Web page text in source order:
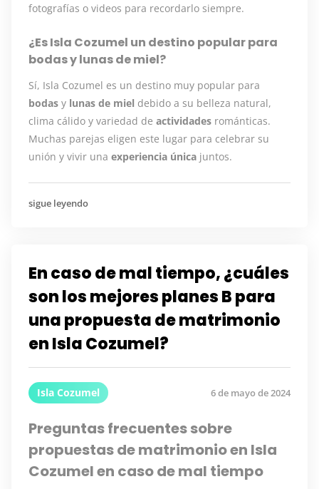
fotografías o videos para recordarlo siempre.
¿Es Isla Cozumel un destino popular para
bodas y lunas de miel?
Sí, Isla Cozumel es un destino muy popular para
bodas y lunas de miel debido a su belleza natural,
clima cálido y variedad de actividades románticas.
Muchas parejas eligen este lugar para celebrar su
unión y vivir una experiencia única juntos.
sigue leyendo
En caso de mal tiempo, ¿cuáles
son los mejores planes B para
una propuesta de matrimonio
en Isla Cozumel?
Isla Cozumel 6 de mayo de 2024
Preguntas frecuentes sobre
propuestas de matrimonio en Isla
Cozumel en caso de mal tiempo